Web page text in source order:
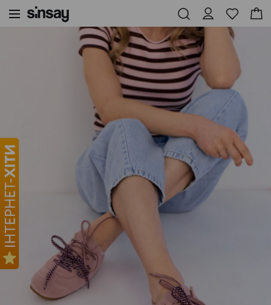
Взуття і аксесуари Шкіряні кросівки на шнурівці